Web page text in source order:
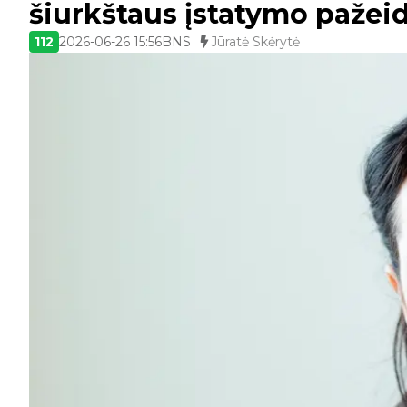
šiurkštaus įstatymo
112 2026-06-26 15:56BNS Jūratė Skėrytė